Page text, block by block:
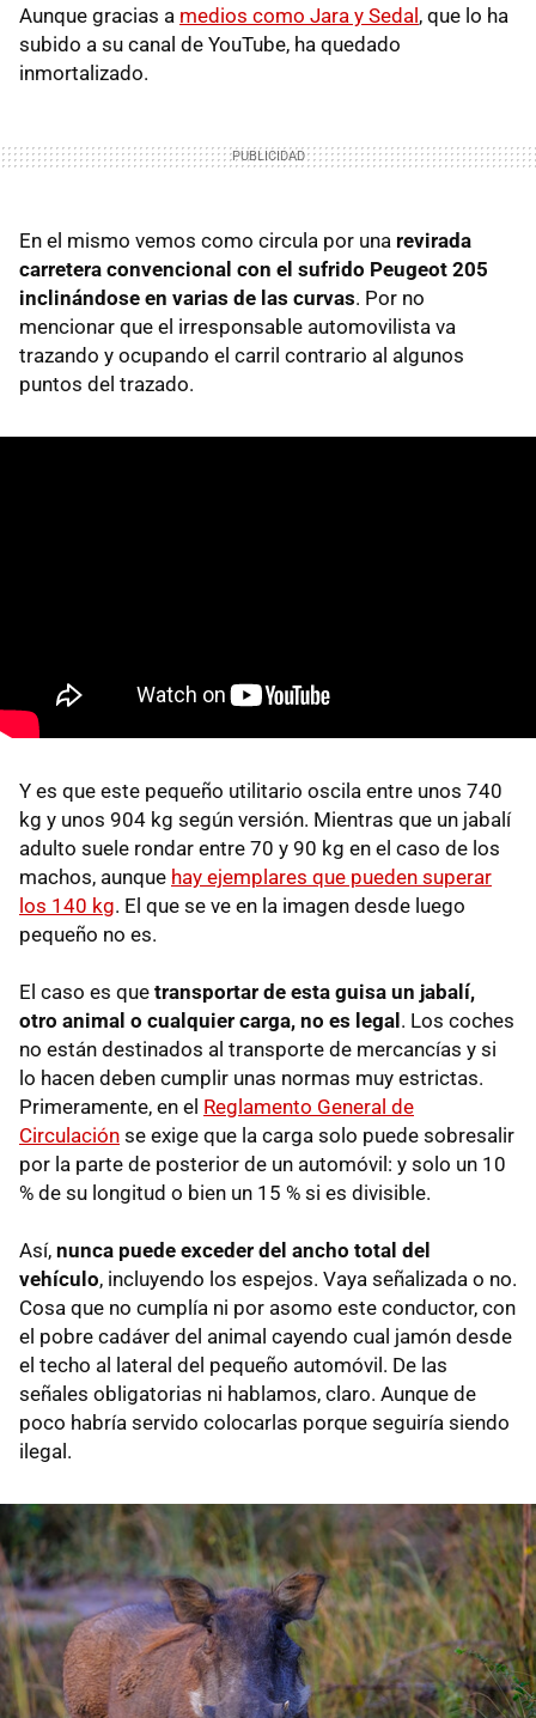
Aunque gracias a medios como Jara y Sedal, que lo ha
subido a su canal de YouTube, ha quedado
inmortalizado.
En el mismo vemos como circula por una revirada
carretera convencional con el sufrido Peugeot 205
inclinándose en varias de las curvas. Por no
mencionar que el irresponsable automovilista va
trazando y ocupando el carril contrario al algunos
puntos del trazado.
Y es que este pequeño utilitario oscila entre unos 740
kg y unos 904 kg según versión. Mientras que un jabalí
adulto suele rondar entre 70 y 90 kg en el caso de los
machos, aunque hay ejemplares que pueden superar
los 140 kg. El que se ve en la imagen desde luego
pequeño no es.
El caso es que transportar de esta guisa un jabalí,
otro animal o cualquier carga, no es legal. Los coches
no están destinados al transporte de mercancías y si
lo hacen deben cumplir unas normas muy estrictas.
Primeramente, en el Reglamento General de
Circulación se exige que la carga solo puede sobresalir
por la parte de posterior de un automóvil: y solo un 10
% de su longitud o bien un 15 % si es divisible.
Así, nunca puede exceder del ancho total del
vehículo, incluyendo los espejos. Vaya señalizada o no.
Cosa que no cumplía ni por asomo este conductor, con
el pobre cadáver del animal cayendo cual jamón desde
el techo al lateral del pequeño automóvil. De las
señales obligatorias ni hablamos, claro. Aunque de
poco habría servido colocarlas porque seguiría siendo
ilegal.